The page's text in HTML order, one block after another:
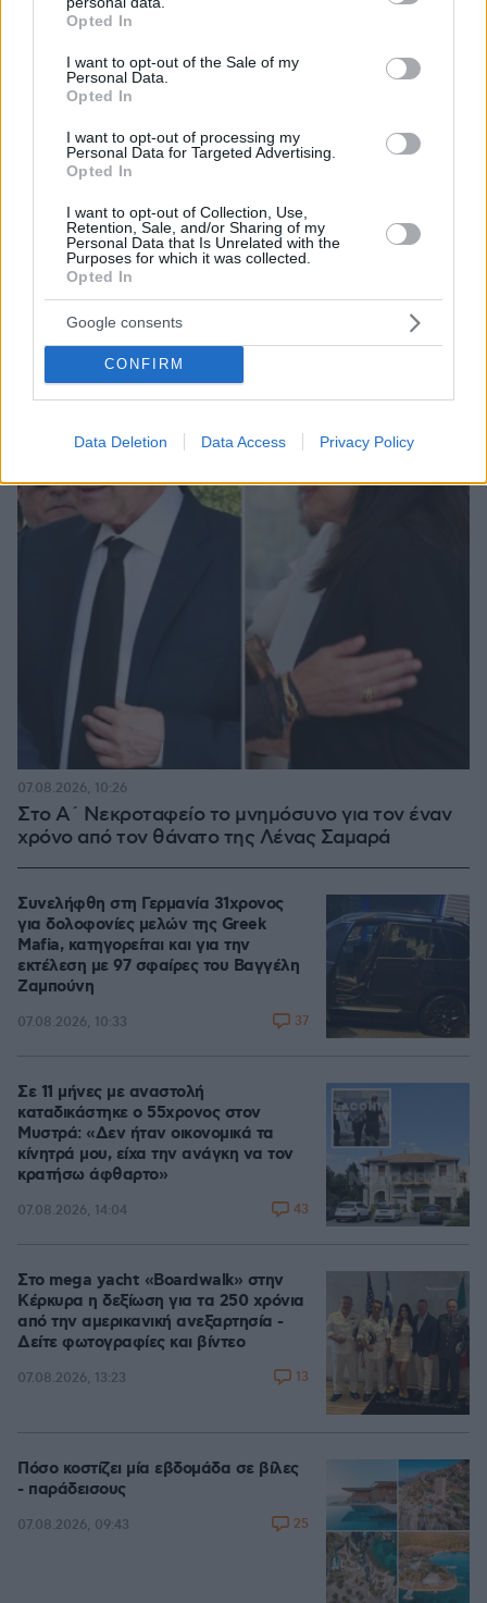
grant or deny consent to Google and its third-party tags to
use your data for below specified purposes in below Google
consent section.
Opted In
I want to opt-out of the Sale of my
Personal Data.
Opted In
I want to opt-out of processing my
Personal Data for Targeted Advertising.
Opted In
I want to opt-out of Collection, Use,
Retention, Sale, and/or Sharing of my
Personal Data that Is Unrelated with the
Purposes for which it was collected.
Opted In
Google consents
CONFIRM
Data Deletion Data Access Privacy Policy
υιοθέτησαν τον Αφγανό στη Λέσβο - Η αρχική
εκδοχή για το φονικό στην Κυψέλη και η σιωπή
στην απολογία
07.08.2026, 07:19
Στο Α΄ Νεκροταφείο το μνημόσυνο για τον έναν
χρόνο από τον θάνατο της Λένας Σαμαρά
07.08.2026, 10:26
Συνελήφθη στη Γερμανία 31χρονος
για δολοφονίες μελών της Greek
Mafia, κατηγορείται και για την
εκτέλεση με 97 σφαίρες του Βαγγέλη
Ζαμπούνη
07.08.2026, 10:33 37
Σε 11 μήνες με αναστολή
καταδικάστηκε ο 55χρονος στον
Μυστρά: «Δεν ήταν οικονομικά τα
κίνητρά μου, είχα την ανάγκη να τον
κρατήσω άφθαρτο»
07.08.2026, 14:04 43
Στο mega yacht «Boardwalk» στην
Κέρκυρα η δεξίωση για τα 250 χρόνια
από την αμερικανική ανεξαρτησία -
Δείτε φωτογραφίες και βίντεο
07.08.2026, 13:23 13
Πόσο κοστίζει μία εβδομάδα σε βίλες
- παράδεισους
07.08.2026, 09:43 25